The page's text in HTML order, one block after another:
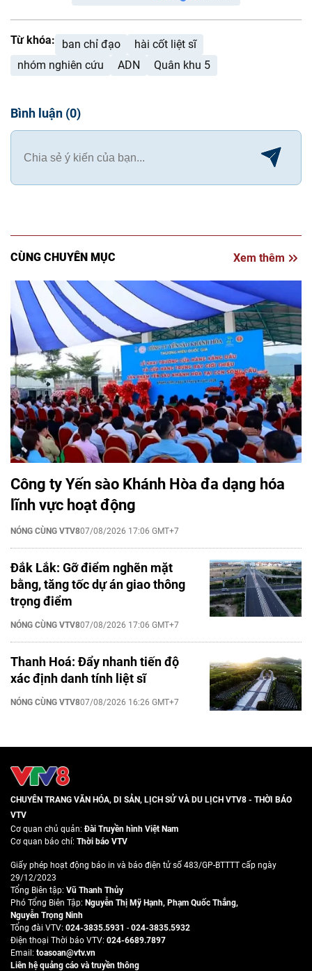
Từ khóa: ban chỉ đạo
hài cốt liệt sĩ
nhóm nghiên cứu
ADN Quân khu 5
Bình luận (0)
CÙNG CHUYÊN MỤC Xem thêm
Công ty Yến sào Khánh Hòa đa dạng hóa
lĩnh vực hoạt động
NÓNG CÙNG VTV807/08/2026 17:06 GMT+7
Đắk Lắk: Gỡ điểm nghẽn mặt
bằng, tăng tốc dự án giao thông
trọng điểm
NÓNG CÙNG VTV807/08/2026 17:06 GMT+7
Thanh Hoá: Đẩy nhanh tiến độ
xác định danh tính liệt sĩ
NÓNG CÙNG VTV807/08/2026 16:26 GMT+7
CHUYÊN TRANG VĂN HÓA, DI SẢN, LỊCH SỬ VÀ DU LỊCH VTV8 - THỜI BÁO
VTV
Cơ quan chủ quản:Đài Truyền hình Việt Nam
Cơ quan báo chí: Thời báo VTV
Giấy phép hoạt động báo in và báo điện tử số 483/GP-BTTTT cấp ngày
29/12/2023
Tổng Biên tập: Vũ Thanh Thủy
Phó Tổng Biên Tập: Nguyễn Thị Mỹ Hạnh, Phạm Quốc Thắng,
Nguyễn Trọng Ninh
Tổng đài VTV: 024-3835.5931 - 024-3835.5932
Ðiện thoại Thời báo VTV: 024-6689.7897
Email: toasoan@vtv.vn
Liên hệ quảng cáo và truyền thông